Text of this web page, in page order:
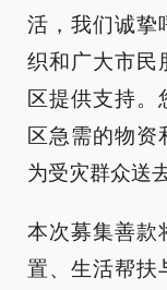
活，我们诚挚
织和广大市民
区提供支持
区急需的物
为受灾群众送
本次募集善款
置、生活帮扶